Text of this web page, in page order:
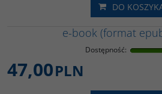
DO
e-book (format
Dostępność:
47,00PLN